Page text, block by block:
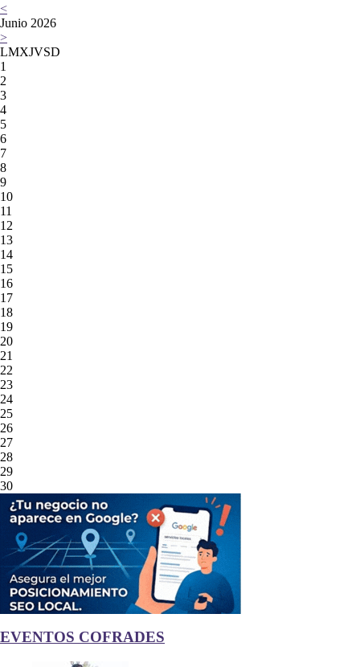
<
Junio 2026
>
LMXJVSD
1
2
3
4
5
6
7
8
9
10
11
12
13
14
15
16
17
18
19
20
21
22
23
24
25
26
27
28
29
30
EVENTOS COFRADES